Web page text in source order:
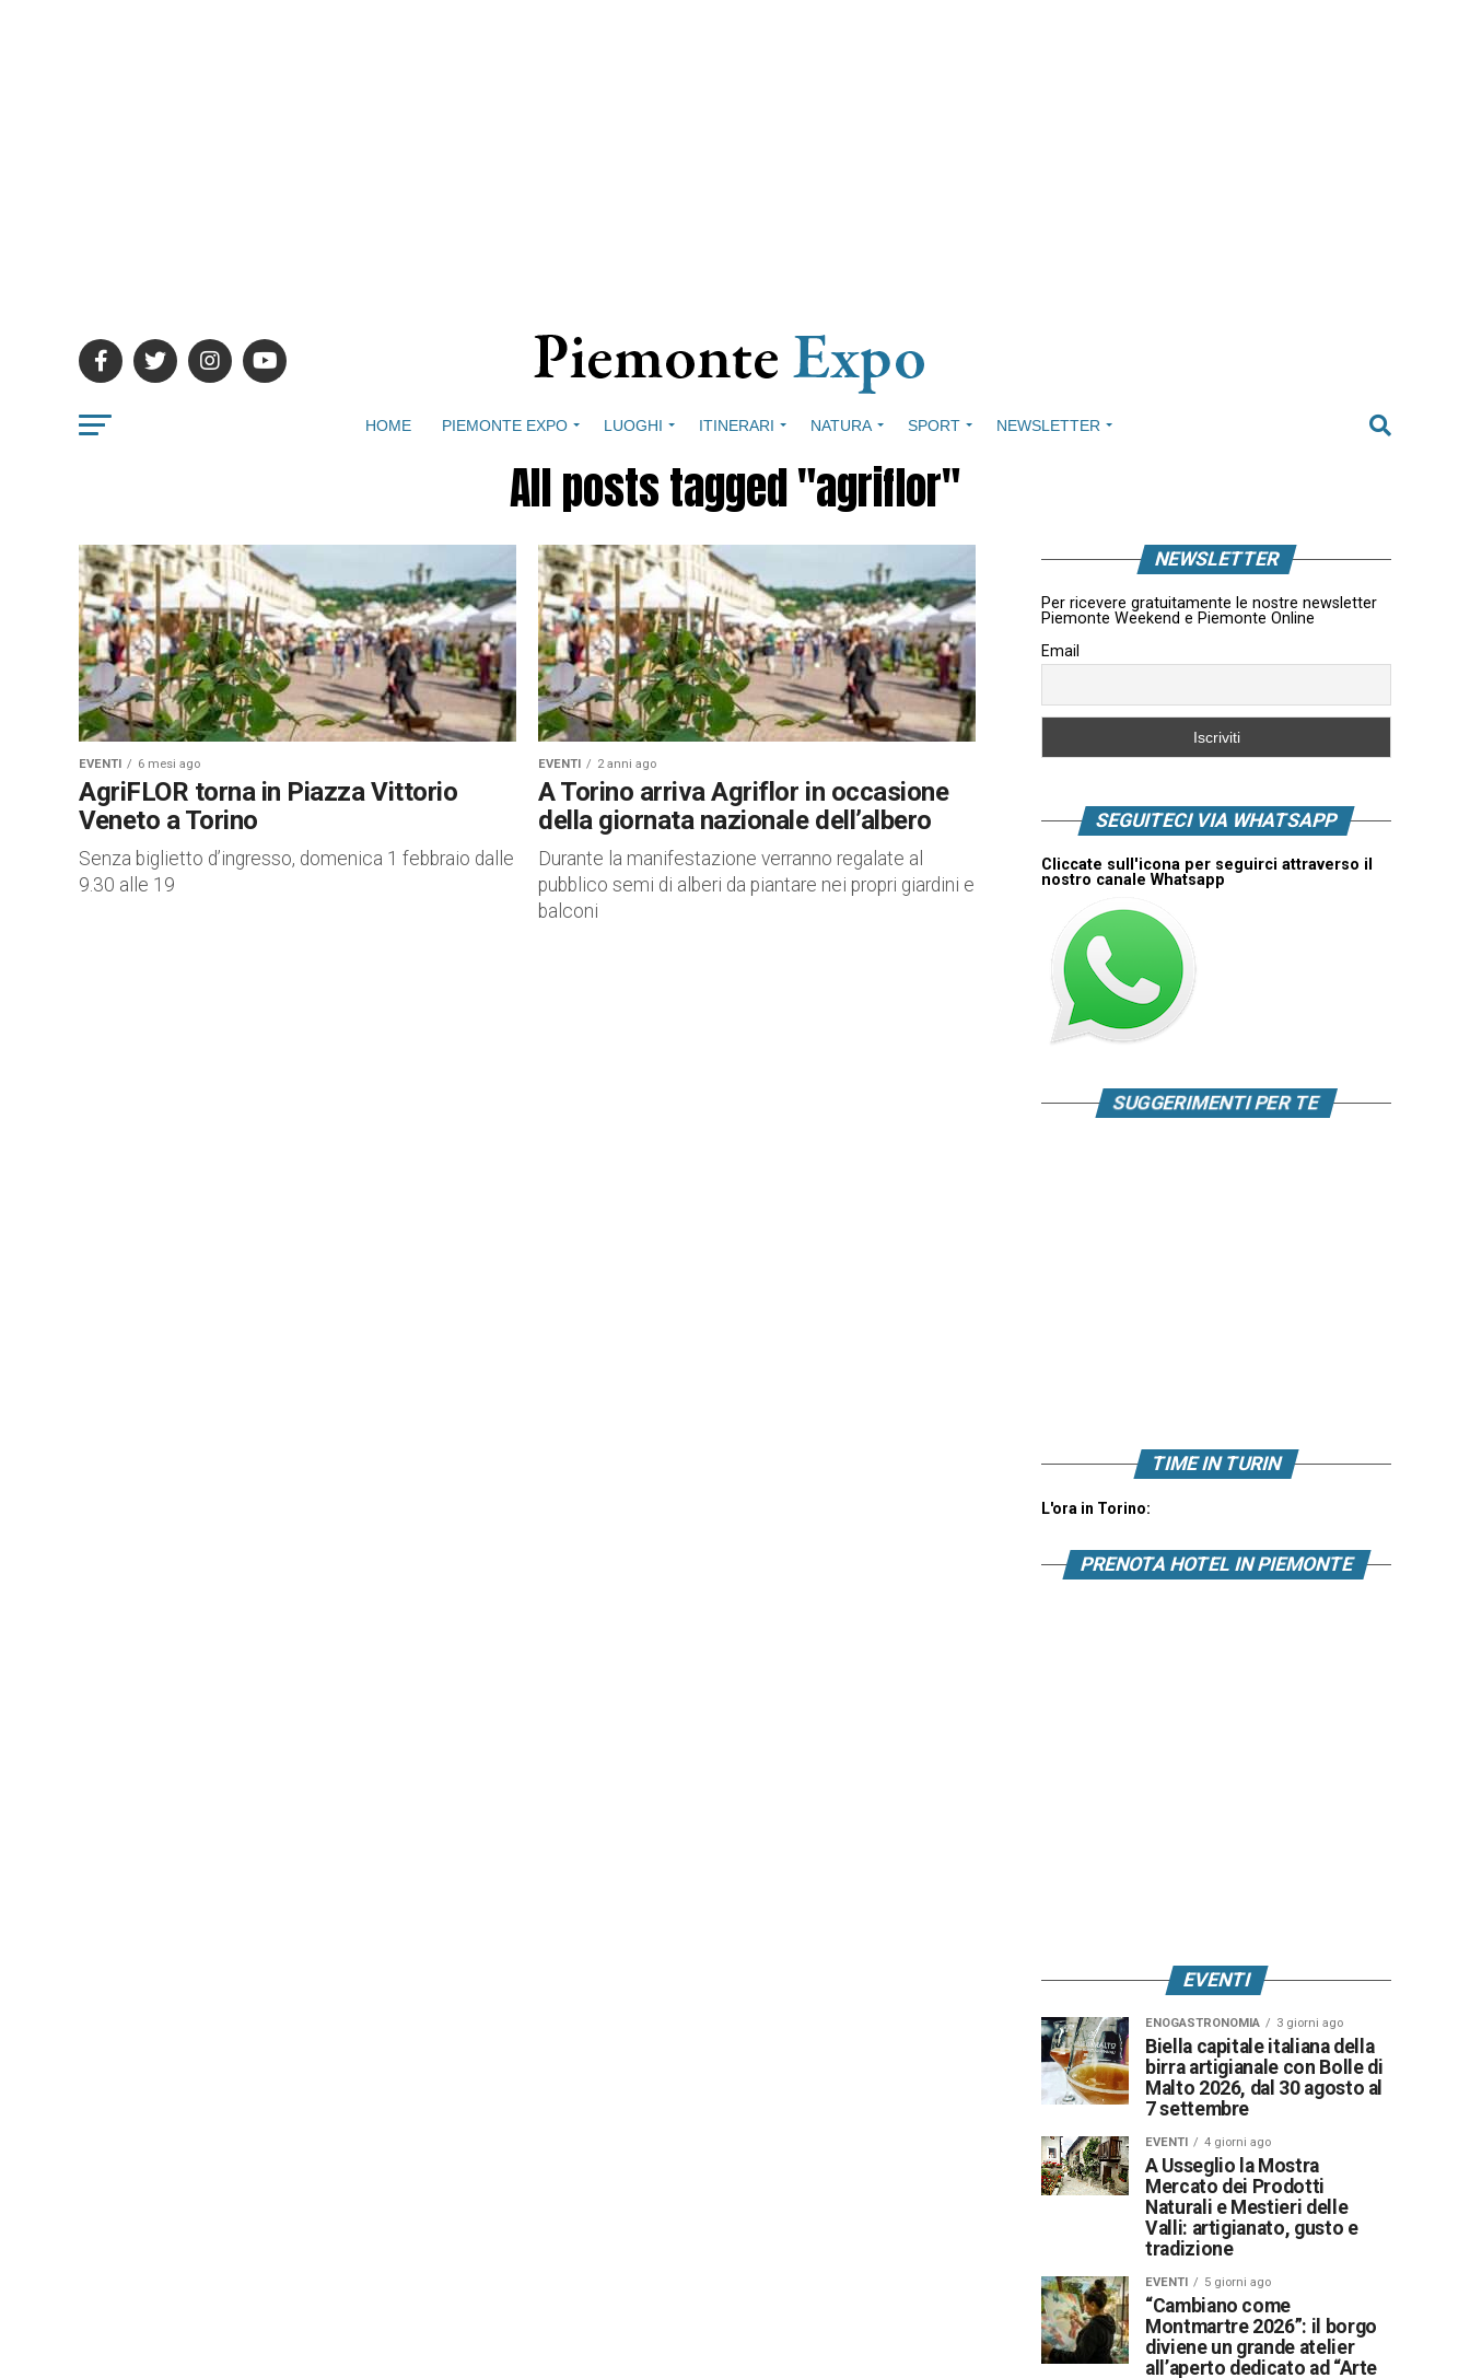
HOME PIEMONTE EXPO LUOGHI ITINERARI NATURA SPORT NEWSLETTER
All posts tagged "agriflor"
EVENTI 6 mesi ago
AgriFLOR torna in Piazza Vittorio
Veneto a Torino
Senza biglietto d’ingresso, domenica 1 febbraio dalle
9.30 alle 19
EVENTI 2 anni ago
A Torino arriva Agriflor in occasione
della giornata nazionale dell’albero
Durante la manifestazione verranno regalate al
pubblico semi di alberi da piantare nei propri giardini e
balconi
NEWSLETTER
Per ricevere gratuitamente le nostre newsletter
Piemonte Weekend e Piemonte Online
Email
SEGUITECI VIA WHATSAPP
Cliccate sull'icona per seguirci attraverso il
nostro canale Whatsapp
SUGGERIMENTI PER TE
TIME IN TURIN
L'ora in Torino:
PRENOTA HOTEL IN PIEMONTE
EVENTI
ENOGASTRONOMIA 3 giorni ago
Biella capitale italiana della
birra artigianale con Bolle di
Malto 2026, dal 30 agosto al
7 settembre
EVENTI 4 giorni ago
A Usseglio la Mostra
Mercato dei Prodotti
Naturali e Mestieri delle
Valli: artigianato, gusto e
tradizione
EVENTI 5 giorni ago
“Cambiano come
Montmartre 2026”: il borgo
diviene un grande atelier
all’aperto dedicato ad “Arte